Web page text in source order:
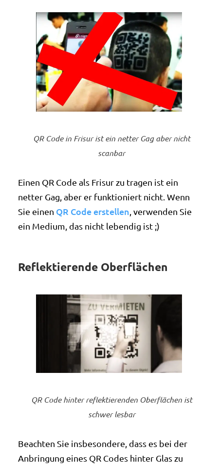
QR Code in Frisur ist ein netter Gag aber nicht
scanbar
Einen QR Code als Frisur zu tragen ist ein
netter Gag, aber er funktioniert nicht. Wenn
Sie einen QR Code erstellen , verwenden Sie
ein Medium, das nicht lebendig ist ;)
Reflektierende Oberflächen
QR Code hinter reflektierenden Oberflächen ist
schwer lesbar
Beachten Sie insbesondere, dass es bei der
Anbringung eines QR Codes hinter Glas zu